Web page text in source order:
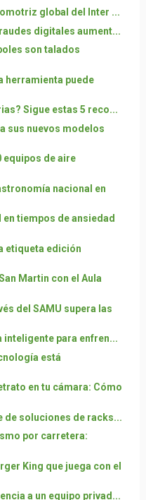
global del Inter ...
digitales aument...
son talados
herramienta puede
Sigue estas 5 reco...
sus nuevos modelos
equipos de aire
nacional en
tiempos de ansiedad
etiqueta edición
Martin con el Aula
del SAMU supera las
inteligente para enfren...
está
en tu cámara: Cómo
soluciones de racks...
por carretera:
King que juega con el
a un equipo privad...